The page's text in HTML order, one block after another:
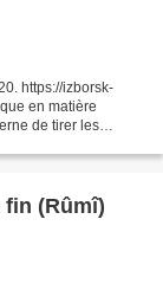
https://izborsk-
en matière
de tirer les
fin (Rûmî)